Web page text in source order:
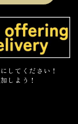
してください！
しよう！